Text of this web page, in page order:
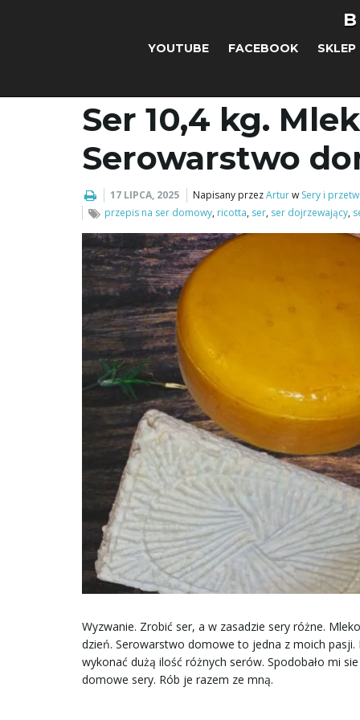
YOUTUBE FACEBOOK SKLEP
Ser 10,4 kg.
Serowarstwo
17 LIPCA, 2025 Napisany przezArturw Sery i
przepis na ser domowy, ricotta, ser, ser dojrzewający,
Wyzwanie. Zrobić ser, a w zasadzie sery różne.
dzień. Serowarstwo domowe to jedna z moich
wykonać dużą ilość różnych serów. Spodobało mi
domowe sery. Rób je razem ze mną.